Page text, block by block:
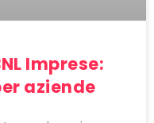
Imprese:
aziende